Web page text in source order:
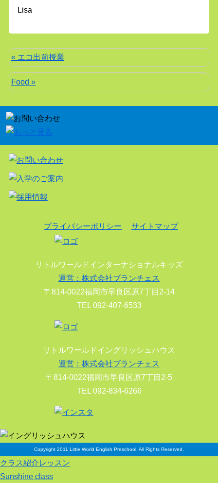
Lisa
« エコ出前授業
Food »
プライバシーポリシー サイトマップ
リトルワールドインターナショナルキッズ
運営：株式会社ブランチェス
〒814-0022福岡市早良区原7丁目2-14
TEL 092-407-6533
リトルワールドイングリッシュハウス
運営：株式会社ブランチェス
〒814-0022福岡市早良区原7丁目2-5
TEL 092-834-6266
Copyright 2011 Little World English Preschool. All Rights Reserved.
クラス紹介レッスン
Sunshine class